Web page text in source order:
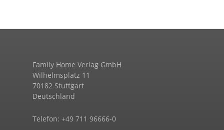
Family Home Verlag GmbH
Wilhelmsplatz 11
70182 Stuttgart
Deutschland
Telefon: +49 711 96666-0